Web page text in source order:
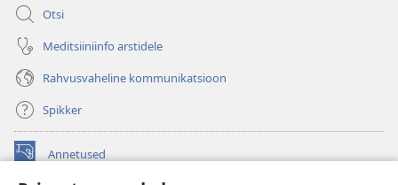
Otsi
Meditsiiniinfo arstidele
Rahvusvaheline kommunikatsioon
Spikker
Annetused
(avab